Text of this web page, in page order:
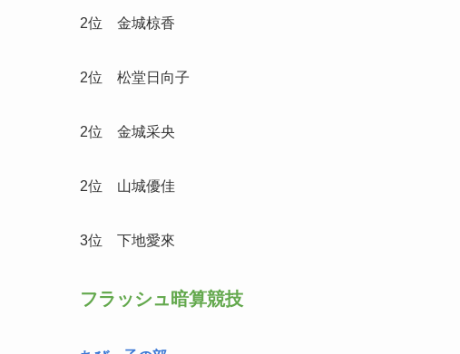
2位 金城椋香
2位 松堂日向子
2位 金城采央
2位 山城優佳
3位 下地愛來
フラッシュ暗算競技